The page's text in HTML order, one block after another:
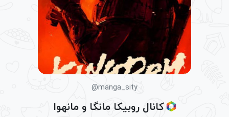
@manga_sity
کانال روبیکا مانگا و مانهوا